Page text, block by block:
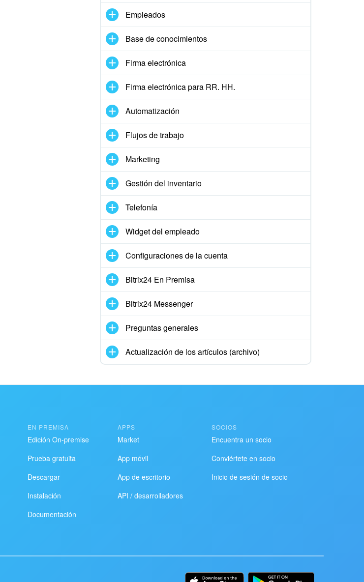
Empleados
Base de conocimientos
Firma electrónica
Firma electrónica para RR. HH.
Automatización
Flujos de trabajo
Marketing
Gestión del inventario
Telefonía
Widget del empleado
Configuraciones de la cuenta
Bitrix24 En Premisa
Bitrix24 Messenger
Preguntas generales
Actualización de los artículos (archivo)
EN PREMISA
Edición On-premise
Prueba gratuita
Descargar
Instalación
Documentación
APPS
Market
App móvil
App de escritorio
API / desarrolladores
SOCIOS
Encuentra un socio
Conviértete en socio
Inicio de sesión de socio